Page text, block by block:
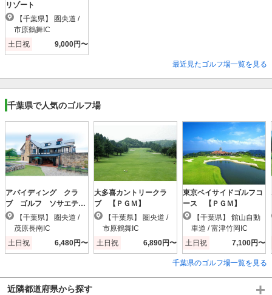
リゾート
市原鶴舞IC
土日祝
9,000円〜
最近見たゴルフ場一覧を見る
千葉県で人気のゴルフ場
アバイディング クラ
ブ ゴルフ ソサエテ
ィ 【ＰＧＭ】
茂原長南IC
土日祝
6,480円〜
大多喜カントリークラ
ブ 【ＰＧＭ】
市原鶴舞IC
土日祝
6,890円〜
東京ベイサイドゴルフコ
ース 【ＰＧＭ】
車道 / 富津竹岡IC
土日祝
7,100円〜
千葉県のゴルフ場一覧を見る
近隣都道府県から探す